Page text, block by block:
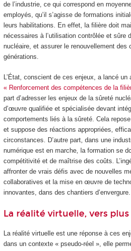
de l’industrie, ce qui correspond en
employés, qu’il s’agisse de formations
leurs habilitations. En effet, la filière doit
nécessaires à l’utilisation contrôlée et sûre
nucléaire, et assurer le renouvellement des
générations.
L’État, conscient de ces enjeux, a lancé un
« Renforcement des compétences de la
part d’adresser les enjeux de la sûreté
d’œuvre qualifiée et spécialisée devant
comportements liés à la sûreté. Cela
et suppose des réactions appropriées,
circonstances. D’autre part, dans une
numérique est en marche, la formation se
compétitivité et de maîtrise des coûts.
affronter de vrais défis avec de nouvelles
collaboratives et la mise en œuvre de
innovantes, dans des chantiers d’envergure.
La réalité virtuelle, vers plus
La réalité virtuelle est une réponse à ces
dans un contexte « pseudo-réel », elle